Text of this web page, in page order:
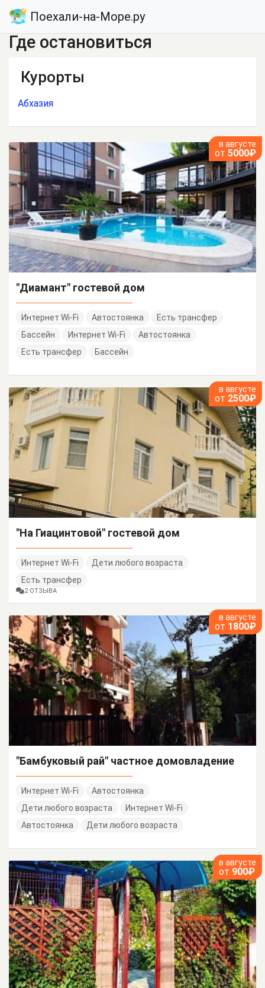
Поехали-на-Море.ру
Где остановиться
Курорты
Абхазия
в августе
от 5000₽
"Диамант" гостевой дом
Интернет Wi-Fi Автостоянка
Есть трансфер
Бассейн
Интернет Wi-Fi
Автостоянка
Есть трансфер
Бассейн
в августе
от 2500₽
"На Гиацинтовой" гостевой дом
Интернет Wi-Fi
Дети любого возраста
Есть трансфер
2 ОТЗЫВА
в августе
от 1800₽
"Бамбуковый рай" частное домовладение
Интернет Wi-Fi
Автостоянка
Дети любого возраста
Интернет Wi-Fi
Автостоянка
Дети любого возраста
в августе
от 900₽